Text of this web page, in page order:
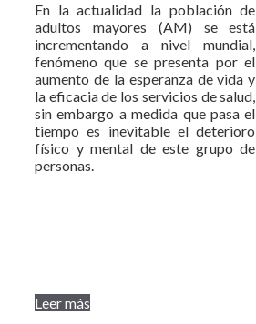
En la actualidad la población de
adultos mayores (AM) se está
incrementando a nivel mundial,
fenómeno que se presenta por el
aumento de la esperanza de vida y
la eficacia de los servicios de salud,
sin embargo a medida que pasa el
tiempo es inevitable el deterioro
físico y mental de este grupo de
personas.
Leer más